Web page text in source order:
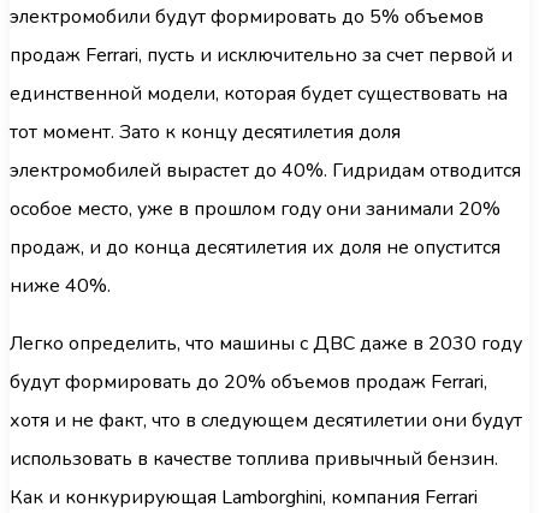
электромобили будут формировать до 5% объемов
продаж Ferrari, пусть и исключительно за счет первой и
единственной модели, которая будет существовать на
тот момент. Зато к концу десятилетия доля
электромобилей вырастет до 40%. Гидридам отводится
особое место, уже в прошлом году они занимали 20%
продаж, и до конца десятилетия их доля не опустится
ниже 40%.
Легко определить, что машины с ДВС даже в 2030 году
будут формировать до 20% объемов продаж Ferrari,
хотя и не факт, что в следующем десятилетии они будут
использовать в качестве топлива привычный бензин.
Как и конкурирующая Lamborghini, компания Ferrari